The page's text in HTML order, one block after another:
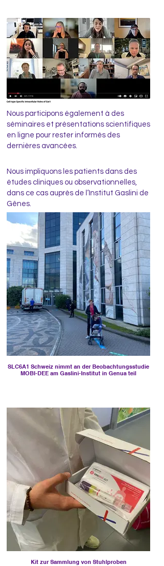
Nous participons également à des
séminaires et présentations scientifiques
en ligne pour rester informés des
dernières avancées.
Nous impliquons les patients dans des
études cliniques ou observationnelles,
dans ce cas auprès de l’Institut Gaslini de
Gênes.
SLC6A1 Schweiz nimmt an der Beobachtungsstudie
MOBI-DEE am Gaslini-Institut in Genua teil
Kit zur Sammlung von Stuhlproben